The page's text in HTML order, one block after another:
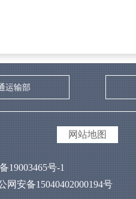
运输部
网站地图
19003465号-1
网安备15040402000194号